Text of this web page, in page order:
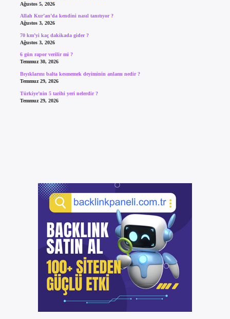
Ağustos 5, 2026
Allah Kur’an’da kendini nasıl tanıtıyor ?
Ağustos 3, 2026
70 km’yi kaç dakikada gider ?
Ağustos 3, 2026
6 gün rapor verilir mi ?
Temmuz 30, 2026
Bıyıklarını balta kesmemek deyiminin anlamı nedir ?
Temmuz 29, 2026
Türkiye’nin 5 tarihi yeri nelerdir ?
Temmuz 29, 2026